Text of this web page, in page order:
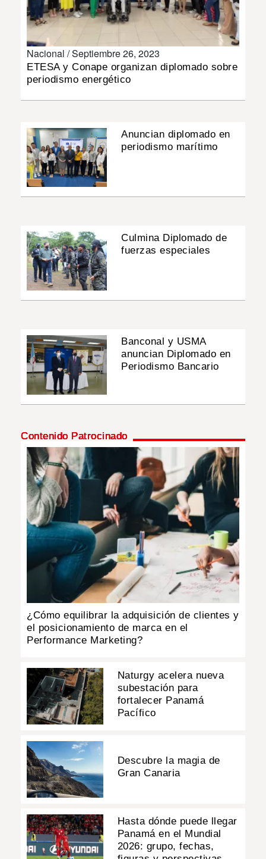
Nacional /Septiembre 26, 2023
ETESA y Conape organizan diplomado sobre
periodismo energético
Anuncian diplomado en
periodismo marítimo
Culmina Diplomado de
fuerzas especiales
Banconal y USMA
anuncian Diplomado en
Periodismo Bancario
Contenido Patrocinado
¿Cómo equilibrar la adquisición de clientes y
el posicionamiento de marca en el
Performance Marketing?
Naturgy acelera nueva
subestación para
fortalecer Panamá
Pacífico
Descubre la magia de
Gran Canaria
Hasta dónde puede llegar
Panamá en el Mundial
2026: grupo, fechas,